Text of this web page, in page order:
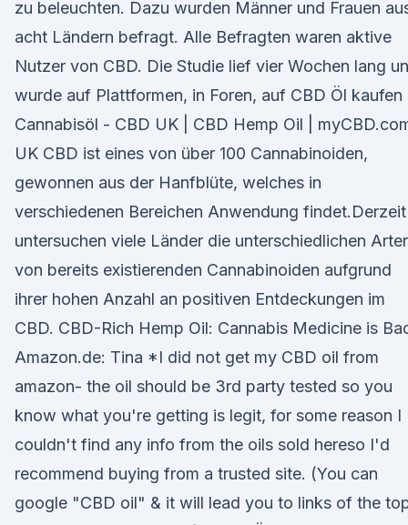
zu beleuchten. Dazu wurden Männer und Frauen
acht Ländern befragt. Alle Befragten waren aktive
Nutzer von CBD. Die Studie lief vier Wochen lang
wurde auf Plattformen, in Foren, auf CBD Öl kaufen |
Cannabisöl - CBD UK | CBD Hemp Oil |
UK CBD ist eines von über 100 Cannabinoiden,
gewonnen aus der Hanfblüte, welches in
verschiedenen Bereichen Anwendung findet.Derzeit
untersuchen viele Länder die unterschiedlichen
von bereits existierenden Cannabinoiden aufgrund
ihrer hohen Anzahl an positiven Entdeckungen im
CBD. CBD-Rich Hemp Oil: Cannabis Medicine is
Amazon.de: Tina *I did not get my CBD oil from
amazon- the oil should be 3rd party tested so you
know what you're getting is legit, for some reason I
couldn't find any info from the oils sold hereso I'd
recommend buying from a trusted site. (You can
google "CBD oil" & it will lead you to links of the